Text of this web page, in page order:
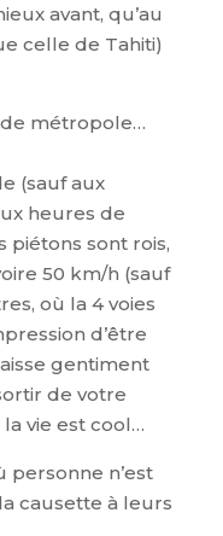
avant, qu’au
celle de Tahiti)
métropole…
(sauf aux
heures de
piétons sont rois,
50 km/h (sauf
où la 4 voies
d’être
gentiment
de votre
vie est cool…
n’est
causette à leurs